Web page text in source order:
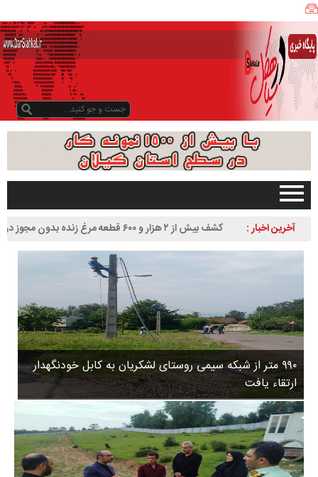
صفحه اصلی
دیلمان
روستاها
ورزشی
سیاسی
چندرسانه ای
مسیر گردشگری دیلمان
درباره ما
آخرین اخبار :
کشف بیش از ۲ هزار و ۶۰۰ قطعه مرغ زنده بدون مجوز در
سیاهکل
۹۹۰ متر از شبکه سیمی روستای لشکریان به کابل خودنگهدار
ارتقاء یافت
ا
ه
ک
ل
ز
و
د
و
د
س
۱
۳
۵
۸
ب
ا
ز
ن
ش
س